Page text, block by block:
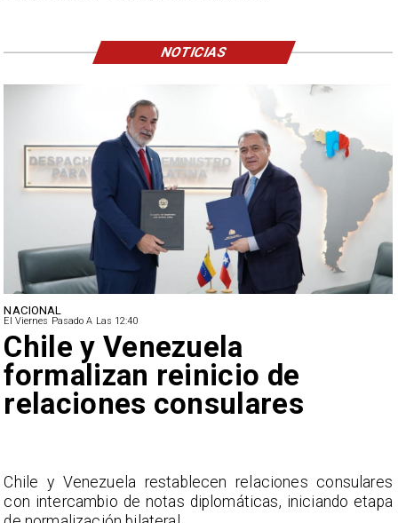
NACIONAL
El Viernes Pasado A Las 12:40
Feriantes rechazan dichos
de Camila Flores sobre
Fabiola Campillai
La Confederación Nacional de Ferias Libres (ASOF)
considera inaceptable que se refieran a Fabiola
NOTICIAS